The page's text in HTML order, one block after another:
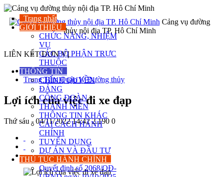
Cảng vụ đường
thủy nội địa TP. Hô Chí Minh
Trang nhất
GIỚI THIỆU
CHỨC NĂNG, NHIỆM
VỤ
CÁC BỘ PHẬN TRỰC
THUỘC
THÔNG TIN
CHÍNH QUYỀN
ĐẢNG
CÔNG ĐOÀN
THANH NIÊN
THÔNG TIN KHÁC
CẢI CÁCH HÀNH
CHÍNH
TUYỂN DỤNG
DỰ ÁN VÀ ĐẦU TƯ
THỦ TỤC HÀNH CHÍNH
Quyết định số 2068/QĐ-
LIÊN KẾT ĐƠN VỊ
Sở Xây dựng
Trung Tâm Quản lý Đường thủy
Lợi ích của việc đi xe đạp
Thứ sáu - 04/11/2022 14:42 2.190 0